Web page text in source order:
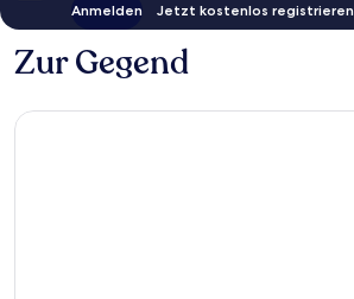
Anmelden Jetzt kostenlos registrieren
Zur Gegend